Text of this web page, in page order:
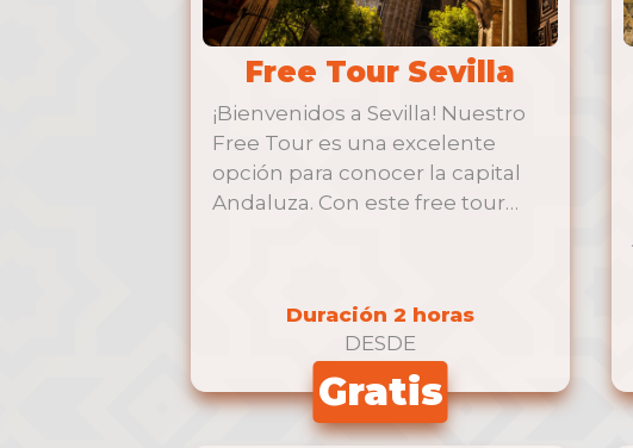
Free Tour Sevilla
¡Bienvenidos a Sevilla! Nuestro
Free Tour es una excelente
opción para conocer la capital
Andaluza. Con este free tour
Duración 2 horas
DESDE
Gratis